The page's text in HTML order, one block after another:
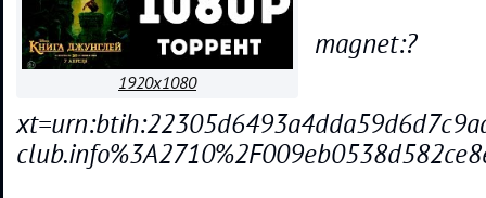
1920x1080
magnet:?